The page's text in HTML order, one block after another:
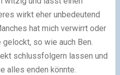
wirkt eher unbedeutend
hat mich verwirrt oder
so wie auch Ben.
schlussfolgern lassen und
alles enden könnte.